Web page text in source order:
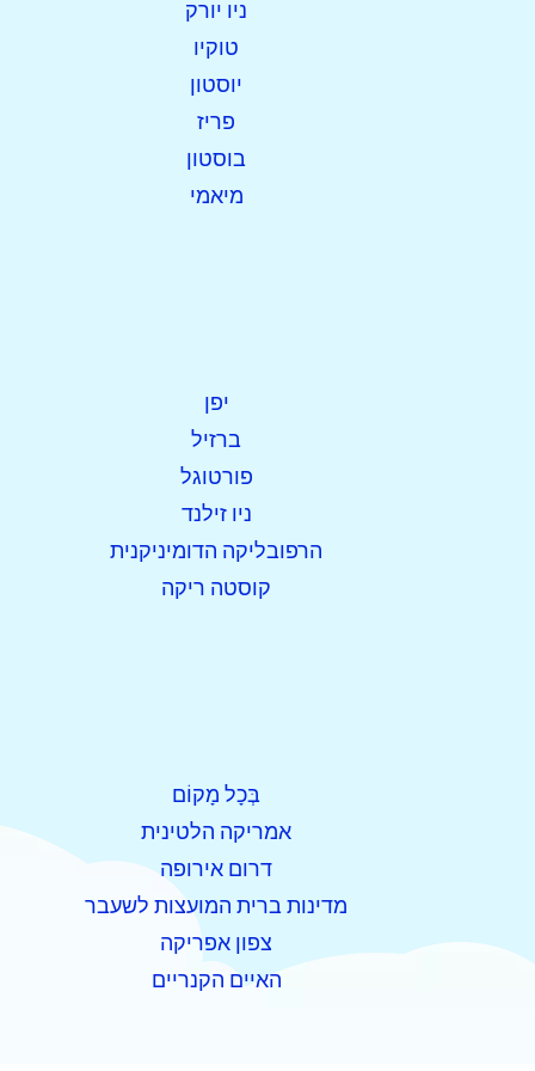
נסה את זהopen_in_new
ניו יורק
טוקיו
יוסטון
פריז
בוסטון
מיאמי
יפן
ברזיל
פורטוגל
ניו זילנד
הרפובליקה הדומיניקנית
קוסטה ריקה
בְּכָל מָקוֹם
אמריקה הלטינית
דרום אירופה
מדינות ברית המועצות לשעבר
צפון אפריקה
האיים הקנריים